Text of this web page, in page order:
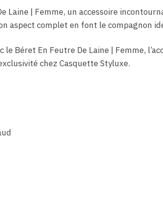
Laine | Femme, un accessoire
aspect complet en font le compagnon
le Béret En Feutre De Laine | Femme,
chez Casquette Styluxe.